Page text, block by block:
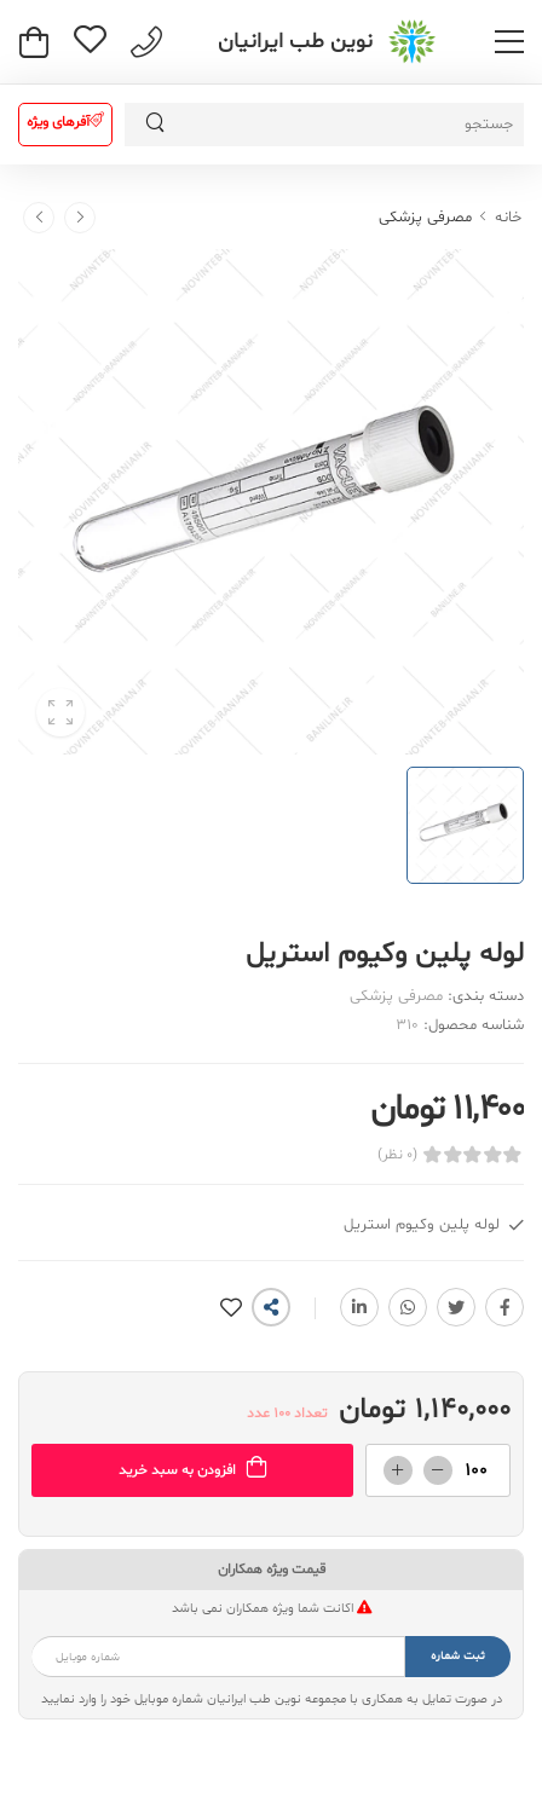
نوین طب ایرانیان
آفرهای ویژه
خانه مصرفی پزشکی
لوله پلین وکیوم استریل
دسته بندی: مصرفی پزشکی
شناسه محصول: 310
11,400 تومان
(0 نظر)
لوله پلین وکیوم استریل
1,140,000 تومان تعداد 100 عدد
افزودن به سبد خرید
قیمت ویژه همکاران
اکانت شما ویژه همکاران نمی باشد
ثبت شماره
در صورت تمایل به همکاری با مجموعه نوین طب ایرانیان شماره موبایل خود را وارد نمایید